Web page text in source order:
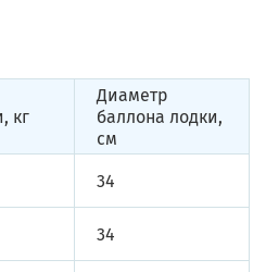
кг
Диаметр
баллона лодки,
см
34
34